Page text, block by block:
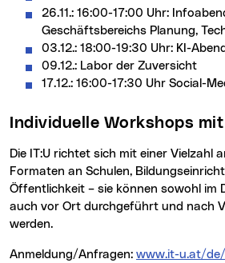
26.11.: 16:00-17:00 Uhr:
Geschäftsbereichs Planung,
03.12.: 18:00-19:30 Uhr: KI-Abend
09.12.: Labor der Zuversicht
17.12.: 16:00-17:30 Uhr Social-
Individuelle Workshops
Die IT:U richtet sich mit einer Vielzahl an Workshop-
Formaten an Schulen,
Öffentlichkeit – sie können sowohl im
auch vor Ort durchgeführt und nach
werden.
Anmeldung/Anfragen: www.it-u.at/